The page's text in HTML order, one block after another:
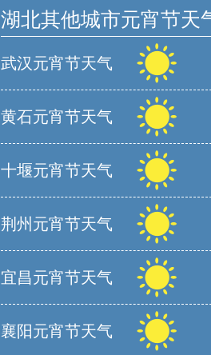
湖北其他城市元宵节天
武汉元宵节天气
黄石元宵节天气
十堰元宵节天气
荆州元宵节天气
宜昌元宵节天气
襄阳元宵节天气